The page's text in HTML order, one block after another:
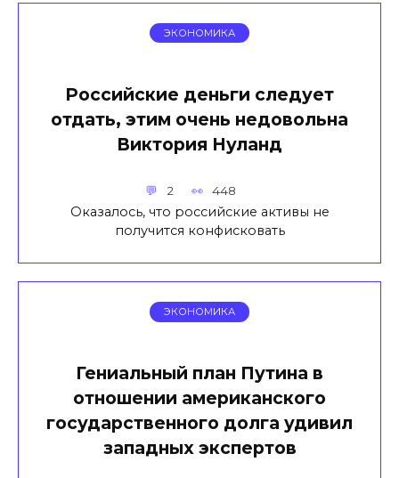
ЭКОНОМИКА
Российские деньги следует
отдать, этим очень недовольна
Виктория Нуланд
2 448
Оказалось, что российские активы не
получится конфисковать
ЭКОНОМИКА
Гениальный план Путина в
отношении американского
государственного долга удивил
западных экспертов